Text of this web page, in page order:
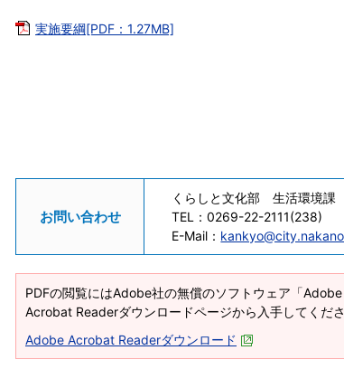
実施要綱[PDF：1.27MB]
お問い合わせ
くらしと文化部 生活環境課
TEL：0269-22-2111(238)
E-Mail：
PDFの閲覧にはAdobe社の無償のソフトウェア「
Acrobat Readerダウンロードページから入手してくださ
Adobe Acrobat Readerダウンロード